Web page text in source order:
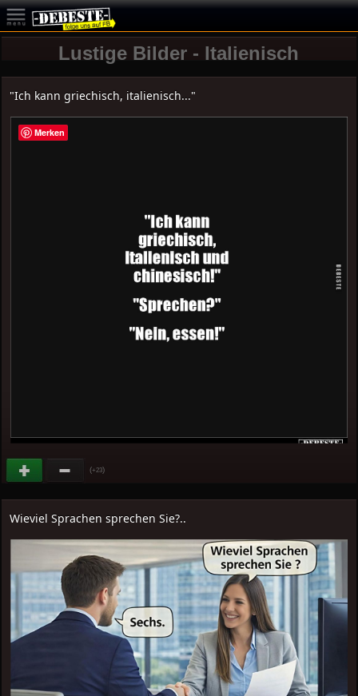
Lustige Bilder - Italienisch
"Ich kann griechisch, italienisch..."
(+23)
Wieviel Sprachen sprechen Sie?..
Merken